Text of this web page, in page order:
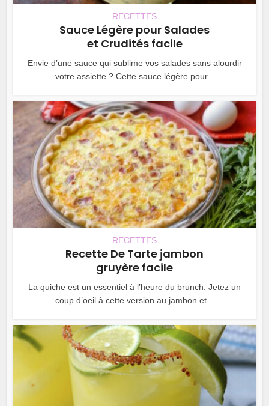
RECETTES
Sauce Légère pour Salades
et Crudités facile
Envie d’une sauce qui sublime vos salades sans alourdir
votre assiette ? Cette sauce légère pour...
RECETTES
Recette De Tarte jambon
gruyère facile
La quiche est un essentiel à l’heure du brunch. Jetez un
coup d’oeil à cette version au jambon et...